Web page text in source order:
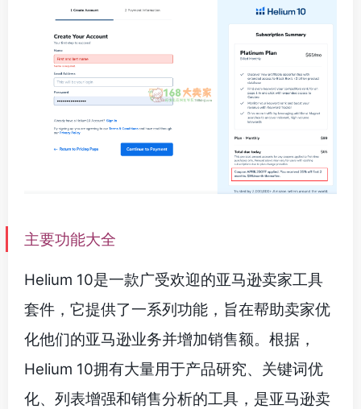
主要功能大全
Helium 10是一款广受欢迎的亚马逊卖家工具
套件，它提供了一系列功能，旨在帮助卖家优
化他们的亚马逊业务并增加销售额。根据，
Helium 10拥有大量用于产品研究、关键词优
化、列表增强和销售分析的工具，是亚马逊卖